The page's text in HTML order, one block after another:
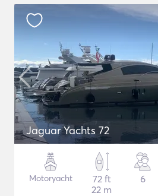
Jaguar Yachts 72
Motoryacht
72 ft
22 m
6